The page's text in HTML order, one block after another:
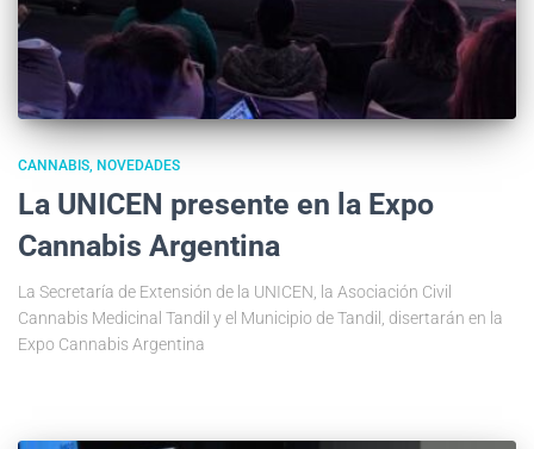
CANNABIS NOVEDADES
La UNICEN presente en la Expo
Cannabis Argentina
La Secretaría de Extensión de la UNICEN, la Asociación Civil
Cannabis Medicinal Tandil y el Municipio de Tandil, disertarán en la
Expo Cannabis Argentina